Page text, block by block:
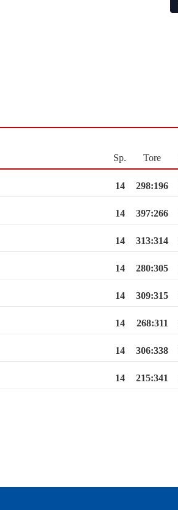
Sp. Tore
14 298:196
14 397:266
14 313:314
14 280:305
14 309:315
14 268:311
14 306:338
14 215:341